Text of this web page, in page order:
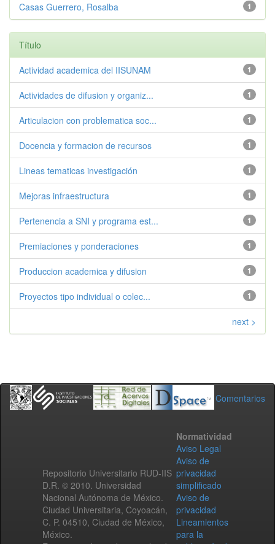
1
Casas Guerrero, Rosalba
Título
1
Actividad academica del IISUNAM
1
Actividades de difusion y organiz...
1
Articulacion con problematica soc...
1
Docencia y formacion de recursos
1
Lineas tematicas investigación
1
Mejoras infraestructura
1
Pertenencia a SNI y programa est...
1
Premiaciones y ponderaciones
1
Produccion academica y difusion
1
Proyectos tipo individual o colec...
next >
Comentarios
Repositorio Universitario RUD-IIS
D.R. © 2010. Universidad
Nacional Autónoma de México.
Ciudad Universitaria, Coyoacán,
C. P. 04510, Ciudad de México,
México.
Normatividad
Aviso Legal
Aviso de
privacidad
simplificado
Aviso de
privacidad
Lineamientos
para la